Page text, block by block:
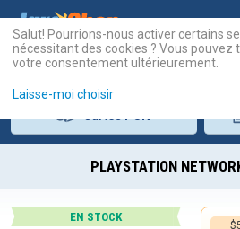
PLAYSTATION
EN STOCK
Salut! Pourrions-nous activer certains
nécessitant des cookies ? Vous
votre consentement ultérieurement.
Laisse-moi choisir